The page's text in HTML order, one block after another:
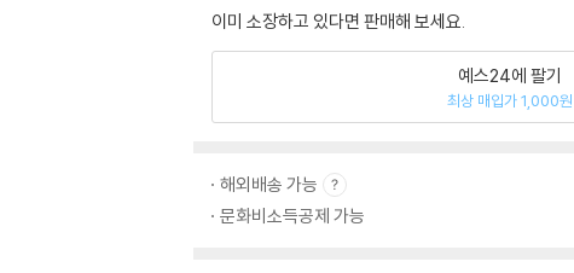
이미 소장하고 있다면 판매해 보세요.
예스24에 팔기
최상 매입가 1,000원
해외배송 가능
문화비소득공제 가능